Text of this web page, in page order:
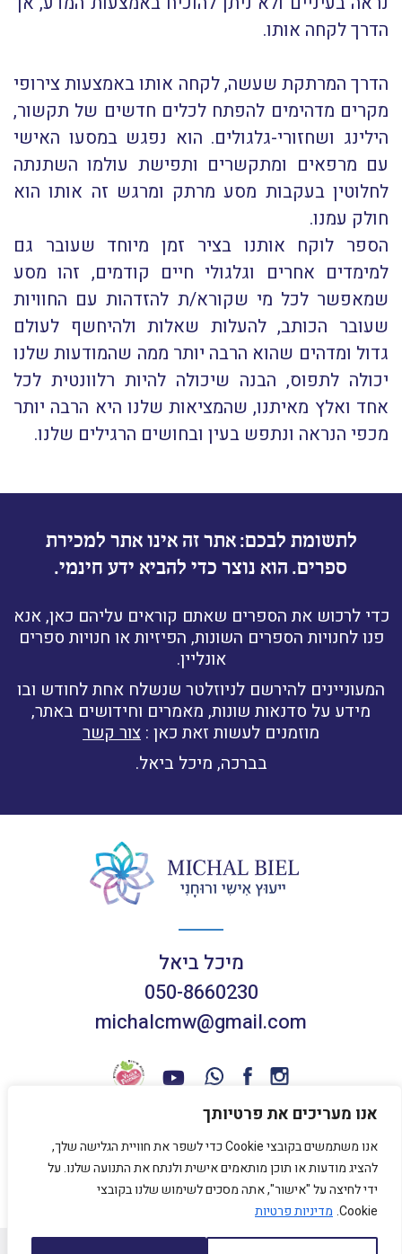
אנו מעריכים את פרטיותך
אנו משתמשים בקובצי Cookie כדי לשפר את חוויית הגלישה שלך,
להציג מודעות או תוכן מותאמים אישית ולנתח את התנועה שלנו. על
ידי לחיצה על "אישור", אתה מסכים לשימוש שלנו בקובצי
Cookie. מדיניות פרטיות
הדרך לקחה אותו.
הדרך המרתקת שעשה, לקחה אותו באמצעות צירופי
מקרים מדהימים להפתח לכלים חדשים של תקשור,
הילינג ושחזורי-גלגולים. הוא נפגש במסעו האישי
עם מרפאים ומתקשרים ותפישת עולמו השתנתה
לחלוטין בעקבות מסע מרתק ומרגש זה אותו הוא
חולק עמנו.
הספר לוקח אותנו בציר זמן מיוחד שעובר גם
למימדים אחרים וגלגולי חיים קודמים, זהו מסע
שמאפשר לכל מי שקורא/ת להזדהות עם החוויות
שעובר הכותב, להעלות שאלות ולהיחשף לעולם
גדול ומדהים שהוא הרבה יותר ממה שהמודעות שלנו
יכולה לתפוס, הבנה שיכולה להיות רלוונטית לכל
אחד ואלץ מאיתנו, שהמציאות שלנו היא הרבה יותר
מכפי הנראה ונתפש בעין ובחושים הרגילים שלנו.
לתשומת לבכם: אתר זה אינו אתר למכירת
ספרים. הוא נוצר כדי להביא ידע חינמי.
כדי לרכוש את הספרים שאתם קוראים עליהם כאן, אנא
פנו לחנויות הספרים השונות, הפיזיות או חנויות ספרים
אונליין.
המעוניינים להירשם לניוזלטר שנשלח אחת לחודש ובו
מידע על סדנאות שונות, מאמרים וחידושים באתר,
מוזמנים לעשות זאת כאן : צור קשר
בברכה, מיכל ביאל.
מיכל ביאל
050-8660230
michalcmw@gmail.com
תנאי שימוש באתר
מדיניות פרטיות